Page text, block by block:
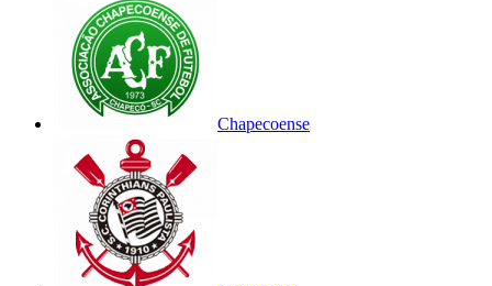
Chapecoense